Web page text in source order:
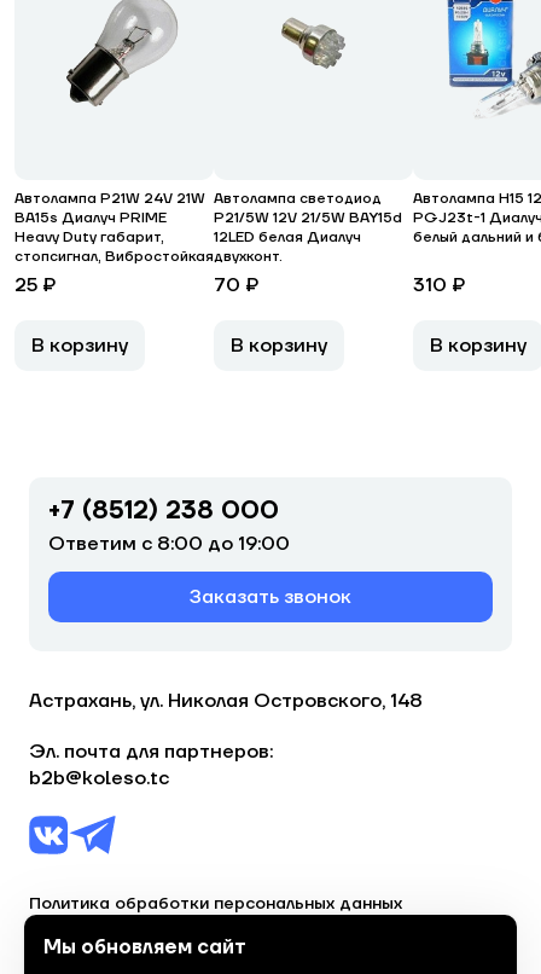
Автолампа P21W 24V 21W
BA15s Диалуч PRIME
Heavy Duty габарит,
стопсигнал, Вибростойкая
25 ₽
В корзину
Автолампа светодиод
P21/5W 12V 21/5W ВАY15d
12LED белая Диалуч
двухконт.
70 ₽
В корзину
Автолампа H15
PGJ23t-1
белый дальний и
310 ₽
В корзину
+7 (8512) 238 000
Ответим с 8:00 до 19:00
Заказать звонок
Астрахань, ул. Николая Островского, 148
Эл. почта для партнеров:
b2b@koleso.tc
Политика обработки персональных данных
Мы обновляем сайт